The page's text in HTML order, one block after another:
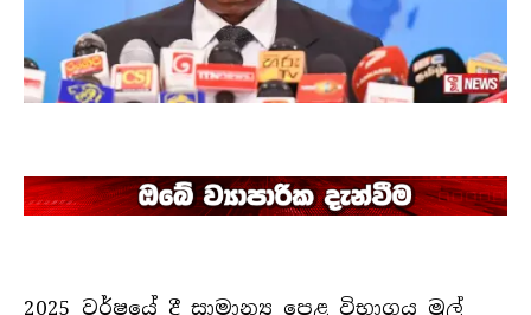
2025 වර්ෂයේ දී සාමාන් ය පෙළ විභාගය මුල්